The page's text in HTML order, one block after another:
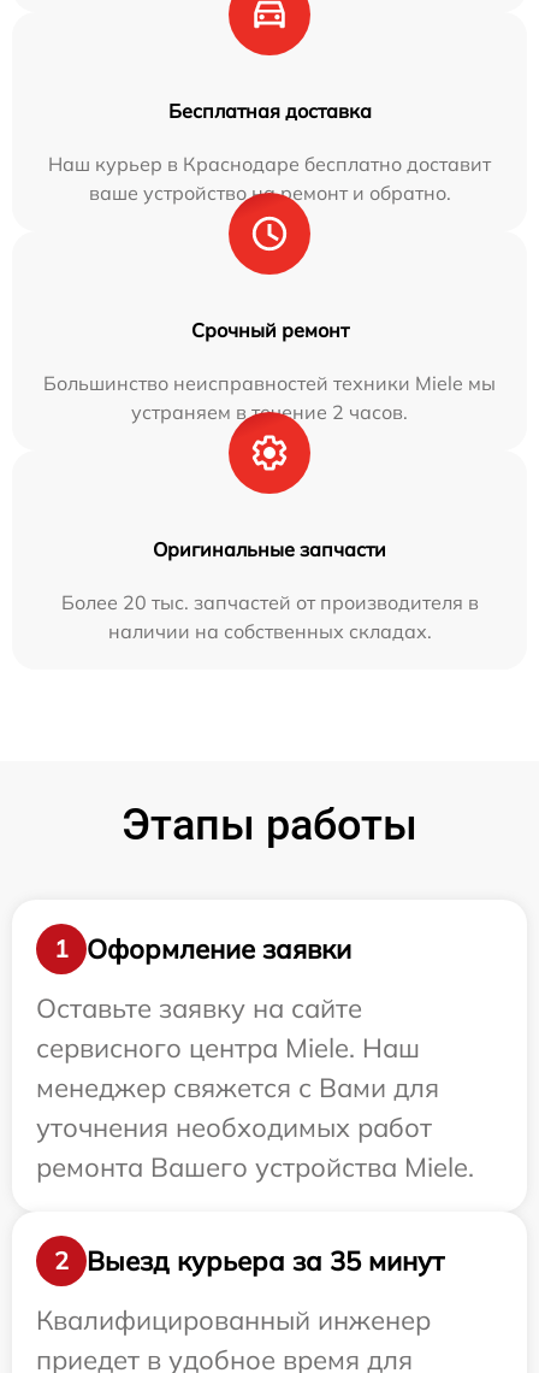
Бесплатная доставка
Наш курьер в Краснодаре бесплатно доставит
ваше устройство на ремонт и обратно.
Срочный ремонт
Большинство неисправностей техники Miele мы
устраняем в течение 2 часов.
Оригинальные запчасти
Более 20 тыс. запчастей от производителя в
наличии на собственных складах.
Этапы работы
1
Оформление заявки
Оставьте заявку на сайте
сервисного центра Miele. Наш
менеджер свяжется с Вами для
уточнения необходимых работ
ремонта Вашего устройства Miele.
2
Выезд курьера за 35 минут
Квалифицированный инженер
приедет в удобное время для